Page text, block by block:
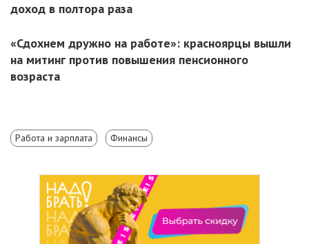
доход в полтора раза
«Сдохнем дружно на работе»: красноярцы вышли
на митинг против повышения пенсионного
возраста
Работа и зарплата Финансы